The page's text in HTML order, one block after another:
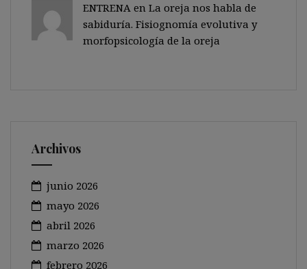
ENTRENA en La oreja nos habla de
sabiduría. Fisiognomía evolutiva y
morfopsicología de la oreja
Archivos
junio 2026
mayo 2026
abril 2026
marzo 2026
febrero 2026